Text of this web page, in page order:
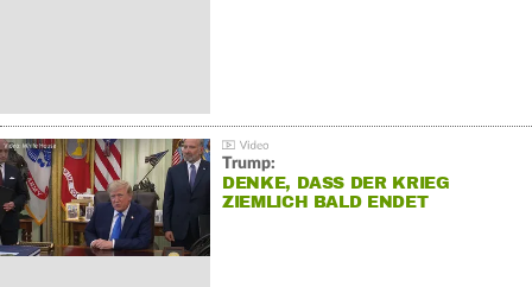
Trump:
DENKE, DASS DER KRIEG
ZIEMLICH BALD ENDET